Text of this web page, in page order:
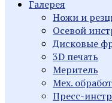
Галерея
Ножи и
Осевой
Дисковые
3D печать
Меритель
Мех.
Пресс-